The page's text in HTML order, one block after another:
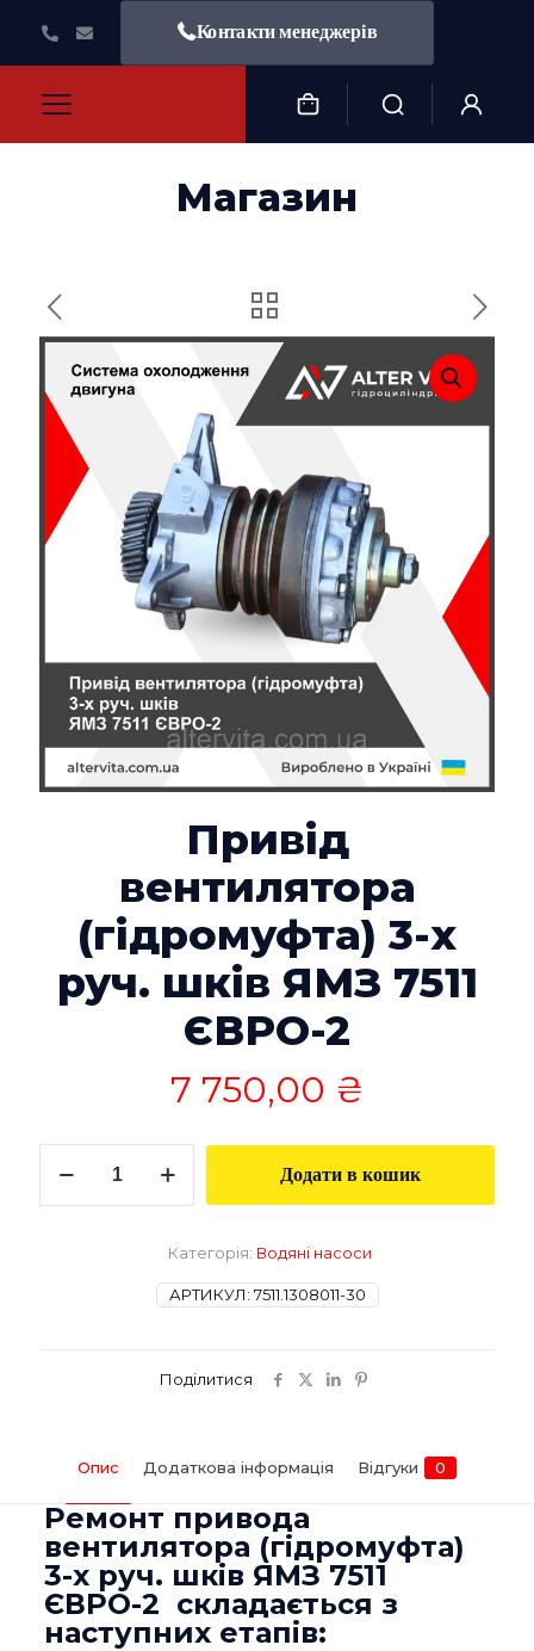
Контакти менеджерів
Магазин
Привід
вентилятора
(гідромуфта) 3-х
руч. шків ЯМЗ 7511
ЄВРО-2
7 750,00 ₴
вентилятора
Додати в кошик
АРТИКУЛ: 7511.1308011-30
Категорія: Водяні насоси
Поділитися
Опис Додаткова інформація Відгуки 0
Ремонт привода
вентилятора (гідромуфта)
3-х руч. шків ЯМЗ 7511
ЄВРО-2 складається з
наступних етапів: